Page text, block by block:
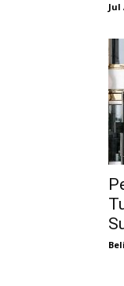
Jul